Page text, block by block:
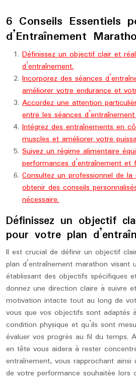
6 Conseils Essentiels
d’Entraînement
Définissez un objectif clair et
d’entraînement.
Incorporez des séances
améliorer votre endurance et
Accordez une attention
entre les séances
Intégrez des entraînements en
muscles et améliorer votre
Suivez un régime alimentaire
performances d’entraînement et
Consultez un professionnel de
obtenir des conseils
nécessaire.
Définissez un objectif
pour votre plan
Il est crucial de définir un objectif
plan d’entraînement marathon visant
établissant des objectifs spécifiques
donnez une direction claire à suivre
motivation intacte tout au long de
vous que vos objectifs sont adaptés
condition physique et qu’ils sont
évaluer vos progrès au fil du temps.
en tête vous aidera à rester
entraînement, vous rapprochant
de votre performance souhaitée lors